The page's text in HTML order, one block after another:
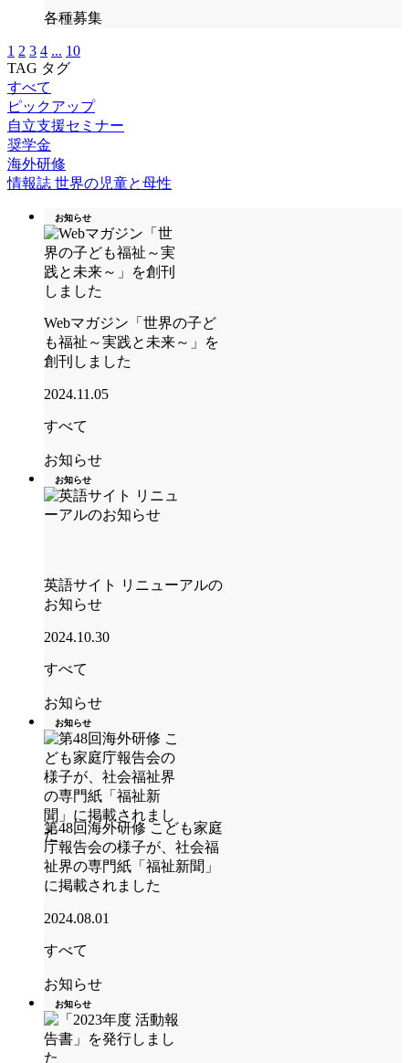
各種募集
1 2 3 4 ... 10
TAG タグ
すべて
ピックアップ
自立支援セミナー
奨学金
海外研修
情報誌 世界の児童と母性
お知らせ
Webマガジン「世界の子ど
も福祉～実践と未来～」を
創刊しました
2024.11.05
すべて
お知らせ
お知らせ
英語サイト リニューアルの
お知らせ
2024.10.30
すべて
お知らせ
お知らせ
第48回海外研修 こども家庭
庁報告会の様子が、社会福
祉界の専門紙「福祉新聞」
に掲載されました
2024.08.01
すべて
お知らせ
お知らせ